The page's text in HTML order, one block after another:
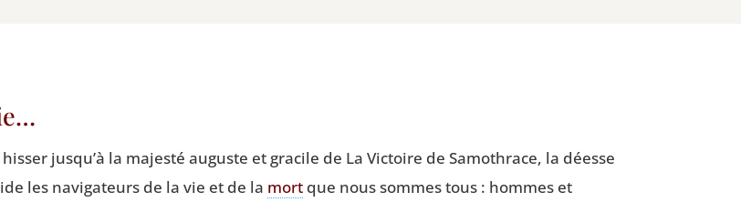
jusqu’à la majes­té auguste et gra­cile de La Vic­toire de Samo­thrace, la déesse
les navi­ga­teurs de la vie et de la mort que nous sommes tous : hommes et